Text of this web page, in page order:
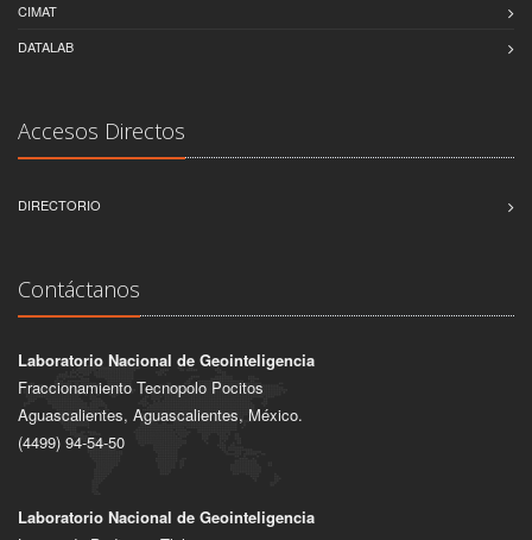
CIMAT
DATALAB
Accesos Directos
DIRECTORIO
Contáctanos
Laboratorio Nacional de Geointeligencia
Fraccionamiento Tecnopolo Pocitos
Aguascalientes, Aguascalientes, México.
(4499) 94-54-50
Laboratorio Nacional de Geointeligencia